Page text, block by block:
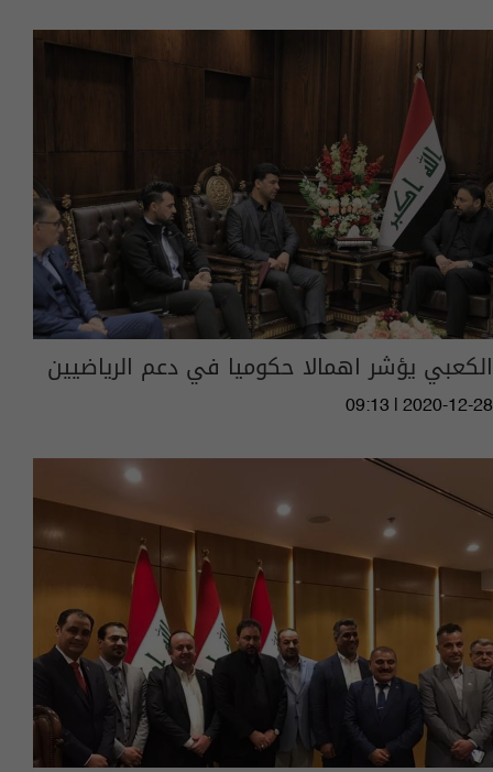
الكعبي يؤشر اهمالا حكوميا في دعم الرياضيين
09:13 | 2020-12-28